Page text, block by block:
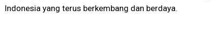
Indonesia yang terus berkembang dan berdaya.